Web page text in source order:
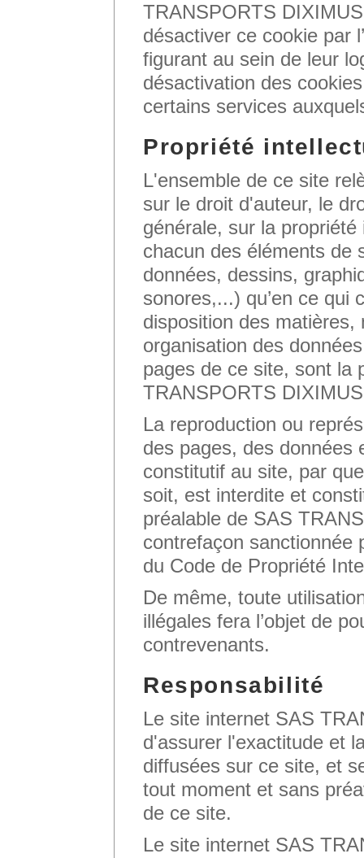
TRANSPORTS
désactiver ce cookie par
figurant au sein de leur
désactivation des
certains services
Propriété
L'ensemble de ce site
sur le droit d'auteur, le
générale, sur la
chacun des éléments de
données, dessins,
sonores,...) qu’en ce qui
disposition des
organisation des
pages de ce site, sont la
TRANSPORTS
La reproduction ou
des pages, des données
constitutif au site, par
soit, est interdite et
préalable de SAS
contrefaçon sanctionnée
du Code de Propriété
De même, toute
illégales fera l’objet de
contrevenants.
Responsabilité
Le site internet SAS
d'assurer l'exactitude et
diffusées sur ce site, et
tout moment et sans
de ce site.
Le site internet SAS